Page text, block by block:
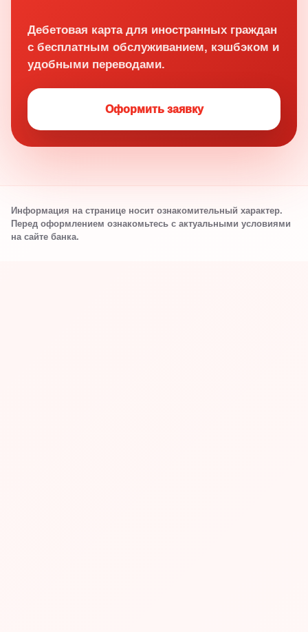
Дебетовая карта для иностранных граждан
с бесплатным обслуживанием, кэшбэком и
удобными переводами.
Оформить заявку
Информация на странице носит ознакомительный характер.
Перед оформлением ознакомьтесь с актуальными условиями
на сайте банка.